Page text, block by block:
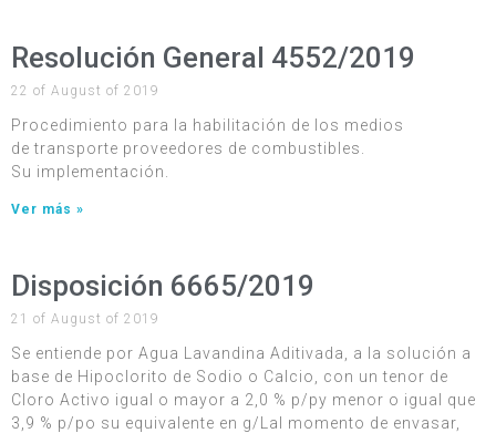
Resolución General 4552/2019
22 of August of 2019
Procedimiento para la habilitación de los medios
de transporte proveedores de combustibles.
Su implementación.
Ver más »
Disposición 6665/2019
21 of August of 2019
Se entiende por Agua Lavandina Aditivada, a la solución a
base de Hipoclorito de Sodio o Calcio, con un tenor de
Cloro Activo igual o mayor a 2,0 % p/py menor o igual que
3,9 % p/po su equivalente en g/Lal momento de envasar,